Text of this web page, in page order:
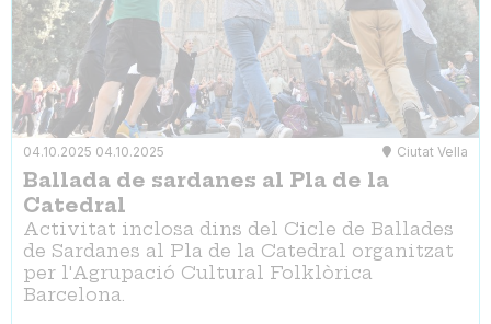
04.10.2025 04.10.2025 Ciutat Vella
Ballada de sardanes al Pla de la
Catedral
Activitat inclosa dins del Cicle de Ballades
de Sardanes al Pla de la Catedral organitzat
per l'Agrupació Cultural Folklòrica
Barcelona.